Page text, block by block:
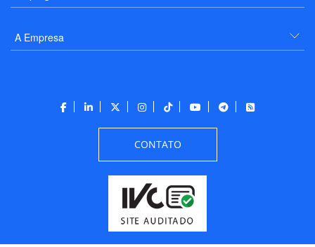
A Empresa
CONTATO